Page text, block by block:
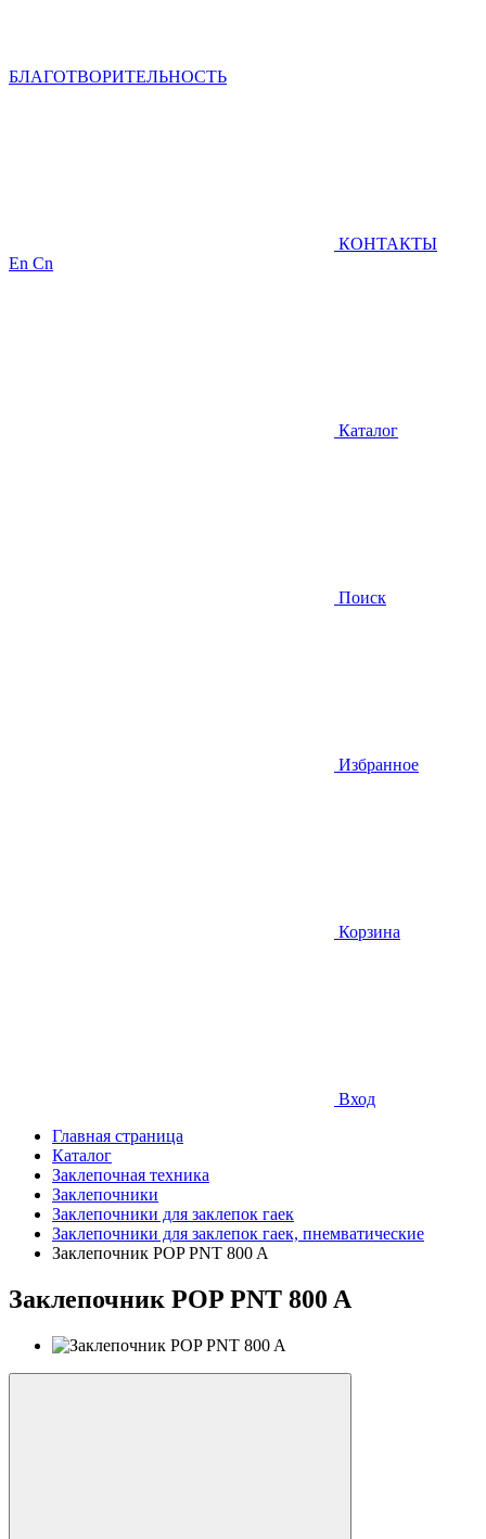
БЛАГОТВОРИТЕЛЬНОСТЬ
КОНТАКТЫ
En Cn
Каталог
Поиск
Избранное
Корзина
Вход
Главная страница
Каталог
Заклепочная техника
Заклепочники
Заклепочники для заклепок гаек
Заклепочники для заклепок гаек, пнемватические
Заклепочник POP PNT 800 A
Заклепочник POP PNT 800 A